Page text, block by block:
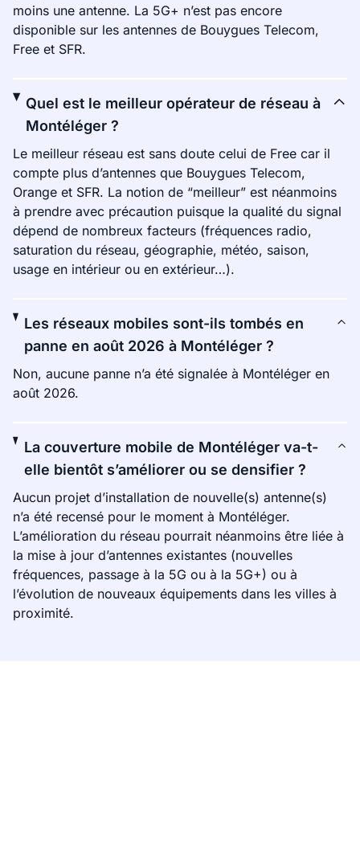
moins une antenne. La 5G+ n’est pas encore
disponible sur les antennes de Bouygues Telecom,
Free et SFR.
Quel est le meilleur opérateur de réseau à
Montéléger ?
Le meilleur réseau est sans doute celui de Free car il
compte plus d’antennes que Bouygues Telecom,
Orange et SFR. La notion de “meilleur” est néanmoins
à prendre avec précaution puisque la qualité du signal
dépend de nombreux facteurs (fréquences radio,
saturation du réseau, géographie, météo, saison,
usage en intérieur ou en extérieur…).
Les réseaux mobiles sont-ils tombés en
panne en août 2026 à Montéléger ?
Non, aucune panne n’a été signalée à Montéléger en
août 2026.
La couverture mobile de Montéléger va-t-
elle bientôt s’améliorer ou se densifier ?
Aucun projet d’installation de nouvelle(s) antenne(s)
n’a été recensé pour le moment à Montéléger.
L’amélioration du réseau pourrait néanmoins être liée à
la mise à jour d’antennes existantes (nouvelles
fréquences, passage à la 5G ou à la 5G+) ou à
l’évolution de nouveaux équipements dans les villes à
proximité.